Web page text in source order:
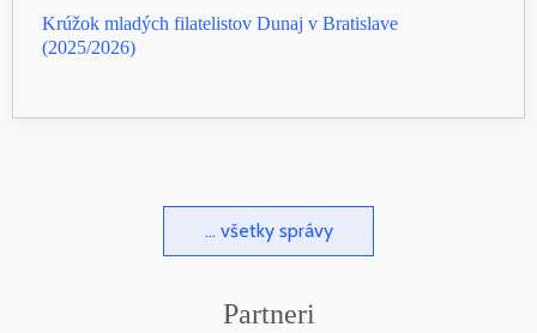
Krúžok mladých filatelistov Dunaj v Bratislave
(2025/2026)
... všetky správy
Partneri